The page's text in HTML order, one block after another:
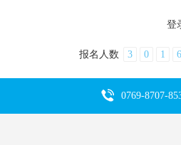
登
报名人数 3 0 1 6
0769-8707-